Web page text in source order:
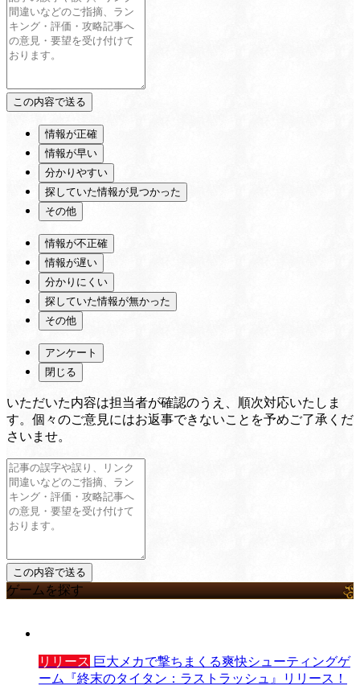
情報が正確
情報が早い
分かりやすい
探していた情報が見つかった
その他
情報が不正確
情報が遅い
分かりにくい
探していた情報が無かった
その他
アンケート
閉じる
いただいた内容は担当者が確認のうえ、順次対応いたしま
す。個々のご意見にはお返事できないことを予めご了承くだ
さいませ。
ゲームを探す
リリース 巨大メカで撃ちまくる爽快シューティングゲ
ーム『終末のタイタン：ラストラッシュ』リリース！